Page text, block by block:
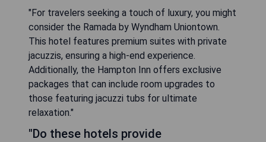
"For travelers seeking a touch of luxury, you might
consider the Ramada by Wyndham Uniontown.
This hotel features premium suites with private
jacuzzis, ensuring a high-end experience.
Additionally, the Hampton Inn offers exclusive
packages that can include room upgrades to
those featuring jacuzzi tubs for ultimate
relaxation."
"Do these hotels provide